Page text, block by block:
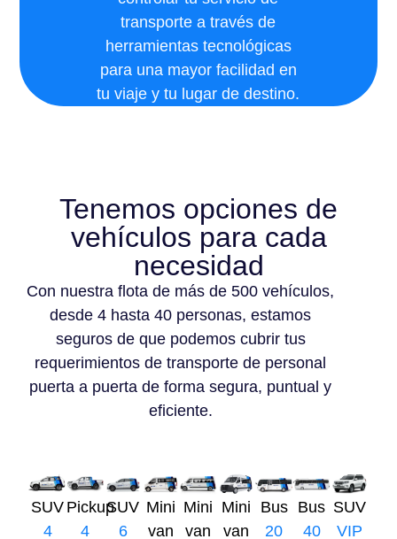
transporte a través de
herramientas tecnológicas
para una mayor facilidad en
tu viaje y tu lugar de destino.
Tenemos opciones de
vehículos para cada
necesidad
Con nuestra flota de más de 500 vehículos,
desde 4 hasta 40 personas, estamos
seguros de que podemos cubrir tus
requerimientos de transporte de personal
puerta a puerta de forma segura, puntual y
eficiente.
SUV
4
Pickup
4
SUV
6
Mini
van
Mini
van
Mini
van
Bus
20
Bus
40
SUV
VIP